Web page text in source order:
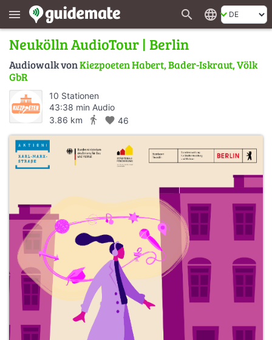
menu search language
Neukölln AudioTour | Berlin
Audiowalk vonKiezpoeten Habert, Bader-Iskraut, Völk
GbR
10 Stationen
43:38 min Audio
3.86 km
directions_walk favorite 46